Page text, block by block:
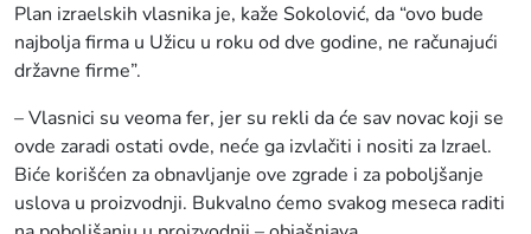
Plan izraelskih vlasnika je, kaže Sokolović, da “ovo bude
najbolja firma u Užicu u roku od dve godine, ne računajući
državne firme”.
– Vlasnici su veoma fer, jer su rekli da će sav novac koji se
ovde zaradi ostati ovde, neće ga izvlačiti i nositi za Izrael.
Biće korišćen za obnavljanje ove zgrade i za poboljšanje
uslova u proizvodnji. Bukvalno ćemo svakog meseca raditi